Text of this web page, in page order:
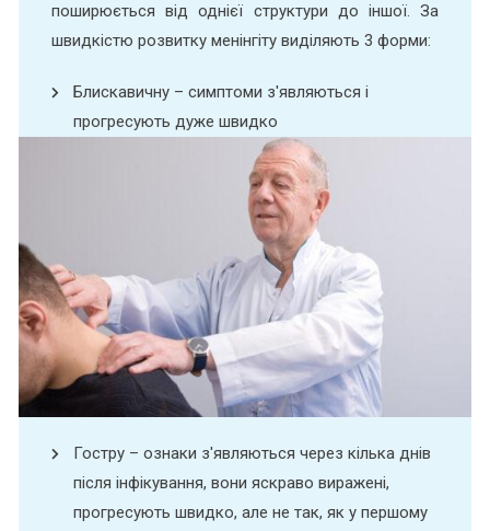
поширюється від однієї структури до іншої. За
швидкістю розвитку менінгіту виділяють 3 форми:
Блискавичну – симптоми з'являються і
прогресують дуже швидко
Гостру – ознаки з'являються через кілька днів
після інфікування, вони яскраво виражені,
прогресують швидко, але не так, як у першому